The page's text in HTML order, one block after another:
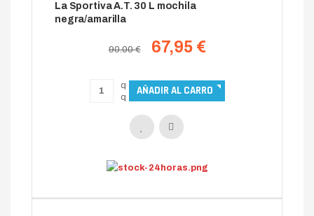
La Sportiva A.T. 30 L mochila
negra/amarilla
90.00 € 67,95 €